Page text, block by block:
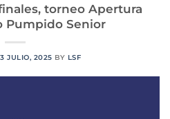
torneo Apertura
Pumpido Senior
JULIO, 2025 BY LSF